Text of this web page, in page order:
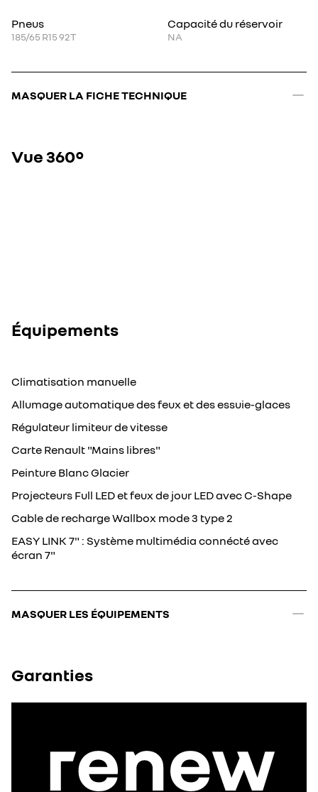
MASQUER LA FICHE TECHNIQUE
Pneus
185/65 R15 92T
Capacité du réservoir
NA
Vue 360°
Équipements
MASQUER LES ÉQUIPEMENTS
Climatisation manuelle
Allumage automatique des feux et des essuie-glaces
Régulateur limiteur de vitesse
Carte Renault "Mains libres"
Peinture Blanc Glacier
Projecteurs Full LED et feux de jour LED avec C-Shape
Cable de recharge Wallbox mode 3 type 2
EASY LINK 7" : Système multimédia connécté avec
écran 7"
Garanties